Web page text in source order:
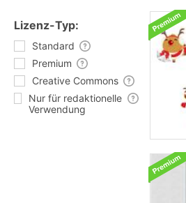
Lizenz-Typ:
Standard
Premium
Creative Commons
Nur für redaktionelle
Verwendung